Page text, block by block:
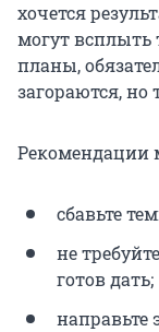
хочется
могут всплыть
планы,
загораются, но
Рекомендации
сбавьте
не
готов дать;
направьте